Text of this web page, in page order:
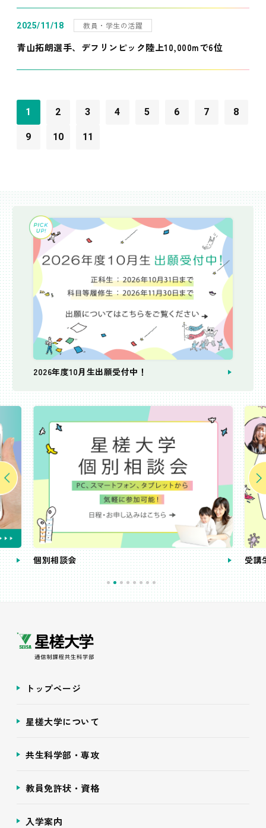
2025/11/18 教員・学生の活躍
青山拓朗選手、デフリンピック陸上10,000mで6位
1 2 3 4 5 6 7 8
9 10 11
2026年度10月生出願受付中！
個別相談会 受講
トップページ
星槎大学について
共生科学部・専攻
教員免許状・資格
入学案内